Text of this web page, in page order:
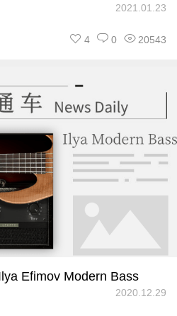
2021.01.23
20543
0
4
Efimov Modern Bass
2020.12.29